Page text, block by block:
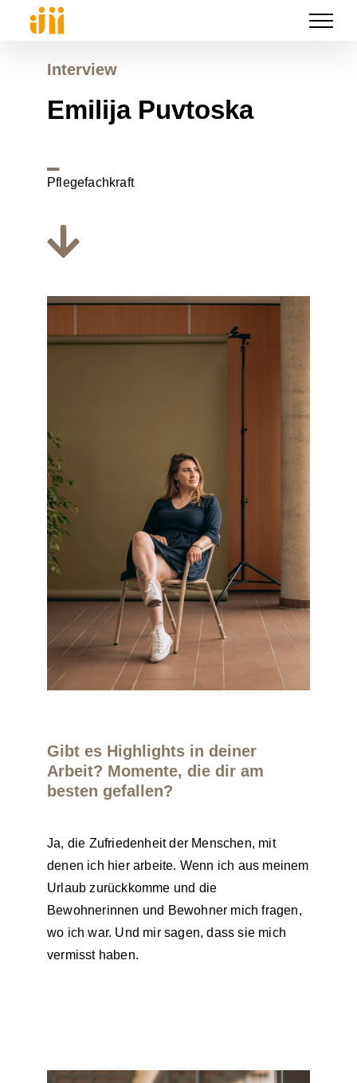
Inhalt
Interview
Emilija Puvtoska
Pflegefachkraft
Gibt es Highlights in deiner
Arbeit? Momente, die dir am
besten gefallen?
Ja, die Zufriedenheit der Menschen, mit
denen ich hier arbeite. Wenn ich aus meinem
Urlaub zurückkomme und die
Bewohnerinnen und Bewohner mich fragen,
wo ich war. Und mir sagen, dass sie mich
vermisst haben.